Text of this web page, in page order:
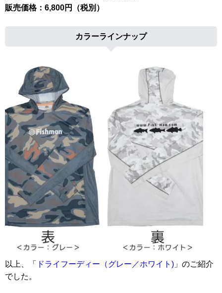
販売価格：6,800円（税別）
カラーラインナップ
以上、「 ドライフーディー（グレー／ホワイト) 」のご紹介
でした。